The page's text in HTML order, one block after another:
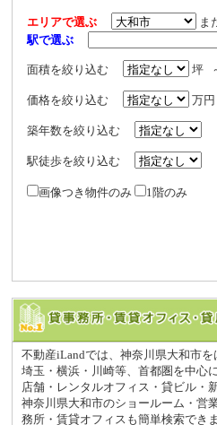
エリアで選ぶ
ま
駅で選ぶ
面積を絞り込む 坪
価格を絞り込む 万円
築年数を絞り込む
駅徒歩を絞り込む
画像つき物件のみ 1階のみ
不動産iLandでは、神奈川県大和市を
埼玉・横浜・川崎等、首都圏を中心
店舗・レンタルオフィス・貸ビル・
神奈川県大和市のショールーム・営
務所・賃貸オフィスも簡単検索でき